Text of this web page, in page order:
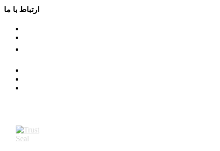
ارتباط با ما